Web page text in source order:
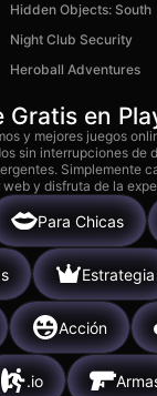
Hidden Objects: South
Night Club Security
Heroball Adventures
Gratis en
y mejores juegos
sin interrupciones de
Simplemente
y disfruta de la
Para Chicas
Estrategia
Acción
.io